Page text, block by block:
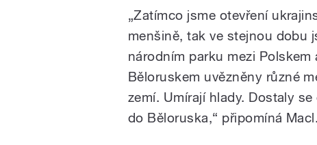
„Zatímco jsme otevření
menšině, tak ve stejnou dobu
národním parku mezi Polskem
Běloruskem uvězněny různé
zemí. Umírají hlady. Dostaly
do Běloruska,“ připomíná Macl.